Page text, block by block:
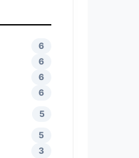
6
6
6
6
5
5
3